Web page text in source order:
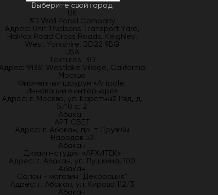
Выберите свой город
UK
3D Wall Panel Company
Адрес: Unit 1 Nelsons Transport Yard,
Halifax Road Cross Roads, Keighley,
West Yorkshire, BD22 9BG
USA
Textures-3D
91361 Westlake Village, California
Москва
Фирменный шоурум «Artpole.
Инновации в интерьере»
Адрес: г. Москва, ул. Каретный Ряд, д.
5/10 с. 2
Абакан
АРТ СВЕТ
Адрес: г. Абакан, пр-т Дружбы
Народов 52
Абакан
Дизайн-студия «АРХИТЕК»
Адрес: г. Абакан, ул. Пушкина, 100
Абакан
Салон - магазин "Декорация"
Адрес: г. Абакан, ул. Кирова 112/3
Абакан